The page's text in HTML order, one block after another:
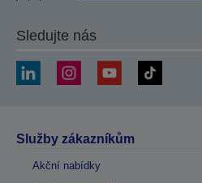
Sledujte nás
Služby zákazníkům
Akční nabídky